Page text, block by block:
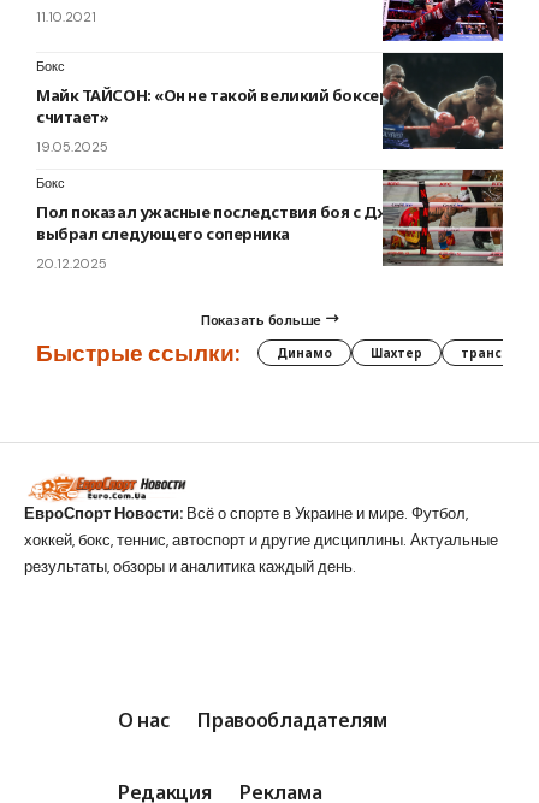
11.10.2021
Бокс
Майк ТАЙСОН: «Он не такой великий боксер, каким себя
считает»
19.05.2025
Бокс
Пол показал ужасные последствия боя с Джошуа и
выбрал следующего соперника
20.12.2025
Показать больше
Быстрые ссылки: Динамо Шахтер трансферы
ЕвроСпорт Новости: Всё о спорте в Украине и мире. Футбол,
хоккей, бокс, теннис, автоспорт и другие дисциплины. Актуальные
результаты, обзоры и аналитика каждый день.
О нас Правообладателям
Редакция Реклама